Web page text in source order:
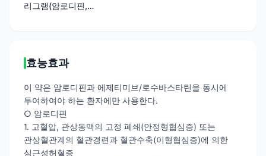
리그램(암로디핀,로
효능효과
이 약은 암로디핀과 에제티미브/로수바스타틴을 동시에
투여하여야 하는 환자에만 사용한다.
○ 암로디핀
1. 고혈압, 관상동맥의 고정 폐쇄(안정형협심증) 또는
관상혈관계의 혈관경련과 혈관수축(이형협심증)에 의한
심근성허혈증